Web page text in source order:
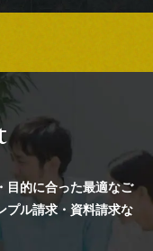
目的に合った最適なご
プル請求・資料請求な